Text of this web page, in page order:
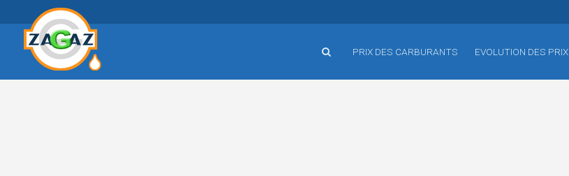
PRIX DES CARBURANTS EVOLUTION DES PRIX